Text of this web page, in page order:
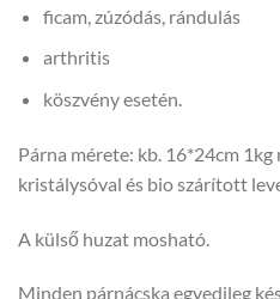
ficam, zúzódás, rándulás
arthritis
köszvény esetén.
Párna mérete: kb. 16*24cm 1kg
kristálysóval és bio szárított
A külső huzat mosható.
Minden párnácska egyedileg